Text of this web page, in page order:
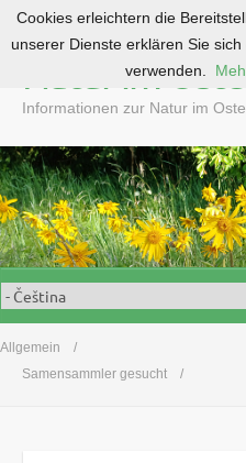
o
c
o
n
t
e
n
Natur im
Informationen zur Natur im
Allgemein
Samensammler gesucht
Cookies erleichtern die
unserer Dienste erklären Sie
verwenden.